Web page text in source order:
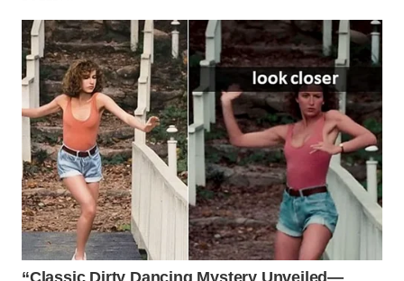
WN
PRIANGAN
TIMUR
WN
SEMARANG
WN
SOLO
WN
BOROBUDUR